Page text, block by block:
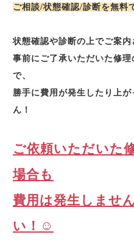
ご相談/状態確認/診断を無料
状態確認や診断の上でご案内
事前にご了承いただいた修
で、
勝手に費用が発生したり上
ん！
ご依頼いただいた
場合も
費用は発生しませ
い！☺️